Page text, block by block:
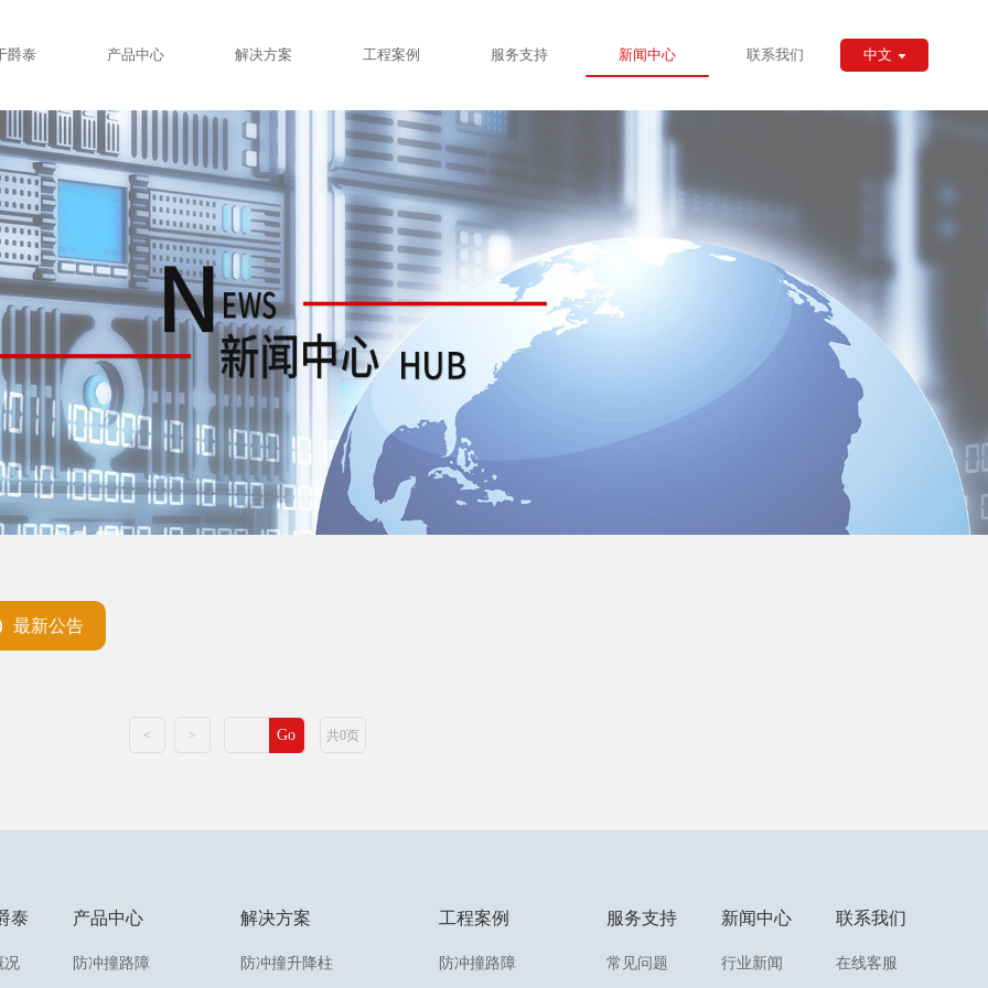
爵泰 产品中心 解决方案 工程案例 服务支持 新闻中心 联系我们 中文
最新公告
< > Go 共0页
泰
况
产品中心
防冲撞路障
解决方案
防冲撞升降柱
工程案例
防冲撞路障
服务支持
常见问题
新闻中心
行业新闻
联系我们
在线客服